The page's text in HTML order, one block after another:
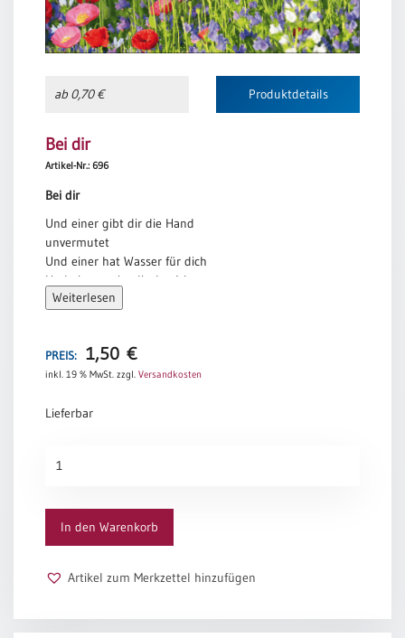
ab 0,70 € Produktdetails
Bei dir
Artikel-Nr.: 696
Bei dir
Und einer gibt dir die Hand
unvermutet
Und einer hat Wasser für dich
Und einer weist dir den Weg
Und einer ist bei dir
Bettine Reichelt
Weiterlesen
PREIS: 1,50 €
inkl. 19 % MwSt. zzgl. Versandkosten
Lieferbar
dir
In den Warenkorb
Artikel zum Merkzettel hinzufügen